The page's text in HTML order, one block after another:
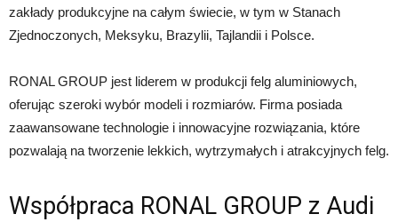
zakłady produkcyjne na całym świecie, w tym w Stanach
Zjednoczonych, Meksyku, Brazylii, Tajlandii i Polsce.
RONAL GROUP jest liderem w produkcji felg aluminiowych,
oferując szeroki wybór modeli i rozmiarów. Firma posiada
zaawansowane technologie i innowacyjne rozwiązania, które
pozwalają na tworzenie lekkich, wytrzymałych i atrakcyjnych felg.
Współpraca RONAL GROUP z Audi